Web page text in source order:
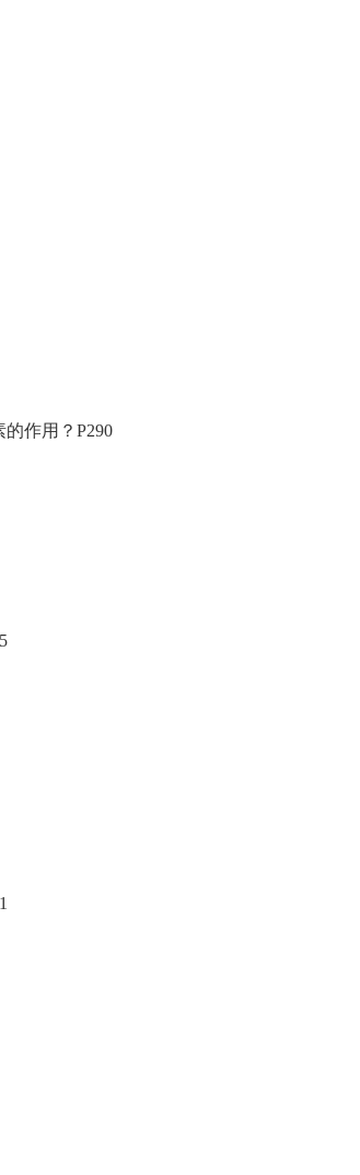
作用？P290